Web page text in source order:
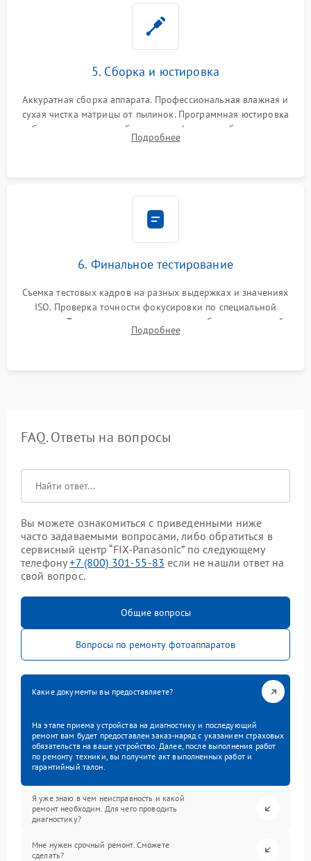
5. Сборка и юстировка
Аккуратная сборка аппарата. Профессиональная влажная и
сухая чистка матрицы от пылинок. Программная юстировка
рабочего отрезка, калибровка автофокуса, стабилизатора и
экспозамера с помощью сервисного ПО.
Подробнее
6. Финальное тестирование
Съемка тестовых кадров на разных выдержках и значениях
ISO. Проверка точности фокусировки по специальной
мишени. Тест записи на карту памяти, работы встроенной
вспышки, микрофона и всех кнопок управления.
Подробнее
FAQ. Ответы на вопросы
Вы можете ознакомиться с приведенными ниже
часто задаваемыми вопросами, либо обратиться в
сервисный центр “FIX-Panasonic” по следующему
телефону+7 (800) 301-55-83 если не нашли ответ на
свой вопрос.
Общие вопросы
Вопросы по ремонту фотоаппаратов
Какие документы вы предоставляете?
На этапе приема устройства на диагностику и последующий
ремонт вам будет предоставлен заказ-наряд с указанием страховых
обязательств на ваше устройство. Далее, после выполнения работ
по ремонту техники, вы получите акт выполненных работ и
гарантийный талон.
Я уже знаю в чем неисправность и какой
ремонт необходим. Для чего проводить
диагностику?
Мне нужен срочный ремонт. Сможете
сделать?